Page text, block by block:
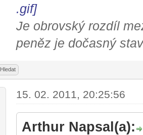
Je obrovský rozdíl
peněz je dočasný
Hledat
15. 02. 2011, 20:25:56
Arthur Napsal(a):